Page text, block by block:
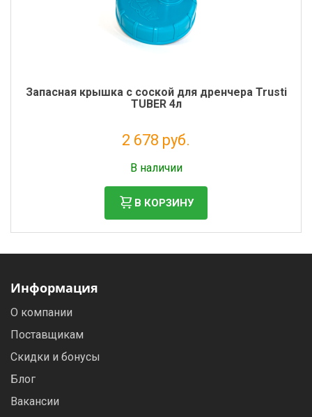
Запасная крышка с соской для дренчера Trusti
TUBER 4л
2 678 руб.
В наличии
В КОРЗИНУ
Информация
О компании
Поставщикам
Скидки и бонусы
Блог
Вакансии